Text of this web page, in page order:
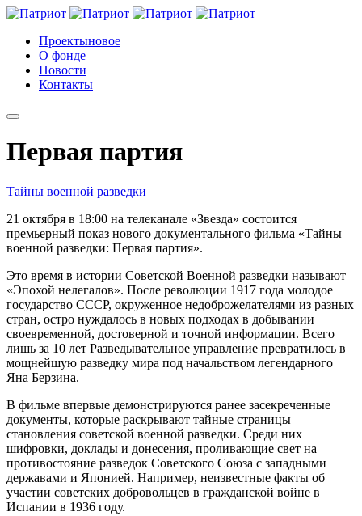
Проектыновое
О фонде
Новости
Контакты
Первая партия
Тайны военной разведки
21 октября в 18:00 на телеканале «Звезда» состоится
премьерный показ нового документального фильма «Тайны
военной разведки: Первая партия».
Это время в истории Советской Военной разведки называют
«Эпохой нелегалов». После революции 1917 года молодое
государство СССР, окруженное недоброжелателями из разных
стран, остро нуждалось в новых подходах в добывании
своевременной, достоверной и точной информации. Всего
лишь за 10 лет Разведывательное управление превратилось в
мощнейшую разведку мира под начальством легендарного
Яна Берзина.
В фильме впервые демонстрируются ранее засекреченные
документы, которые раскрывают тайные страницы
становления советской военной разведки. Среди них
шифровки, доклады и донесения, проливающие свет на
противостояние разведок Советского Союза с западными
державами и Японией. Например, неизвестные факты об
участии советских добровольцев в гражданской войне в
Испании в 1936 году.